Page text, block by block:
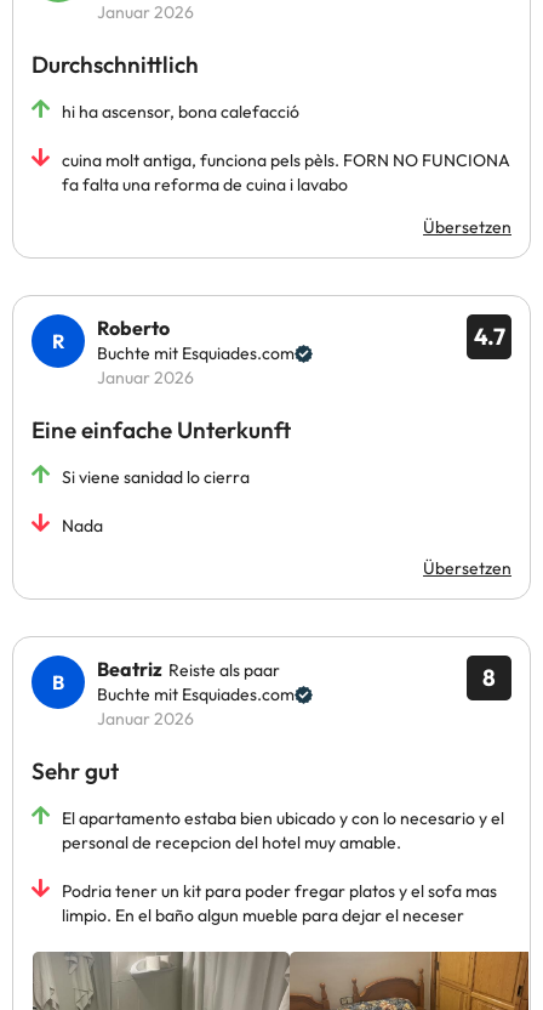
Januar 2026
Durchschnittlich
hi ha ascensor, bona calefacció
cuina molt antiga, funciona pels pèls. FORN NO FUNCIONA
fa falta una reforma de cuina i lavabo
Übersetzen
4.7
Roberto
Buchte mit Esquiades.com
Januar 2026
Eine einfache Unterkunft
Si viene sanidad lo cierra
Nada
Übersetzen
8
Beatriz Reiste als paar
Buchte mit Esquiades.com
Januar 2026
Sehr gut
El apartamento estaba bien ubicado y con lo necesario y el
personal de recepcion del hotel muy amable.
Podria tener un kit para poder fregar platos y el sofa mas
limpio. En el baño algun mueble para dejar el neceser